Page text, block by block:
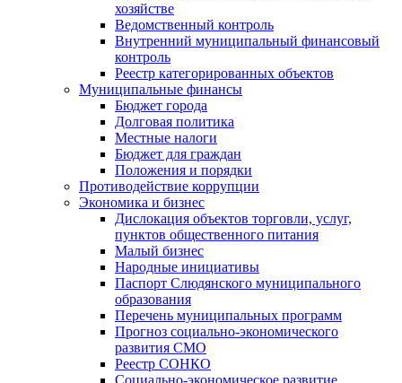
хозяйстве
Ведомственный контроль
Внутренний муниципальный финансовый
контроль
Реестр категорированных объектов
Муниципальные финансы
Бюджет города
Долговая политика
Местные налоги
Бюджет для граждан
Положения и порядки
Противодействие коррупции
Экономика и бизнес
Дислокация объектов торговли, услуг,
пунктов общественного питания
Малый бизнес
Народные инициативы
Паспорт Слюдянского муниципального
образования
Перечень муниципальных программ
Прогноз социально-экономического
развития СМО
Реестр СОНКО